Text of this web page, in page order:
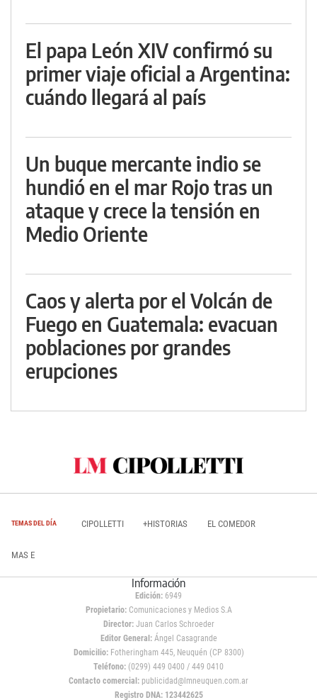
El papa León XIV confirmó su
primer viaje oficial a Argentina:
cuándo llegará al país
Un buque mercante indio se
hundió en el mar Rojo tras un
ataque y crece la tensión en
Medio Oriente
Caos y alerta por el Volcán de
Fuego en Guatemala: evacuan
poblaciones por grandes
erupciones
TEMAS DEL DÍA CIPOLLETTI +HISTORIAS EL COMEDOR
MAS E
Información
Edición: 6949
Propietario:Comunicaciones y Medios S.A
Director: Juan Carlos Schroeder
Editor General:Ángel Casagrande
Domicilio:Fotheringham 445, Neuquén (CP 8300)
Teléfono: (0299) 449 0400 / 449 0410
Contacto comercial: publicidad@lmneuquen.com.ar
Registro DNA: 123442625